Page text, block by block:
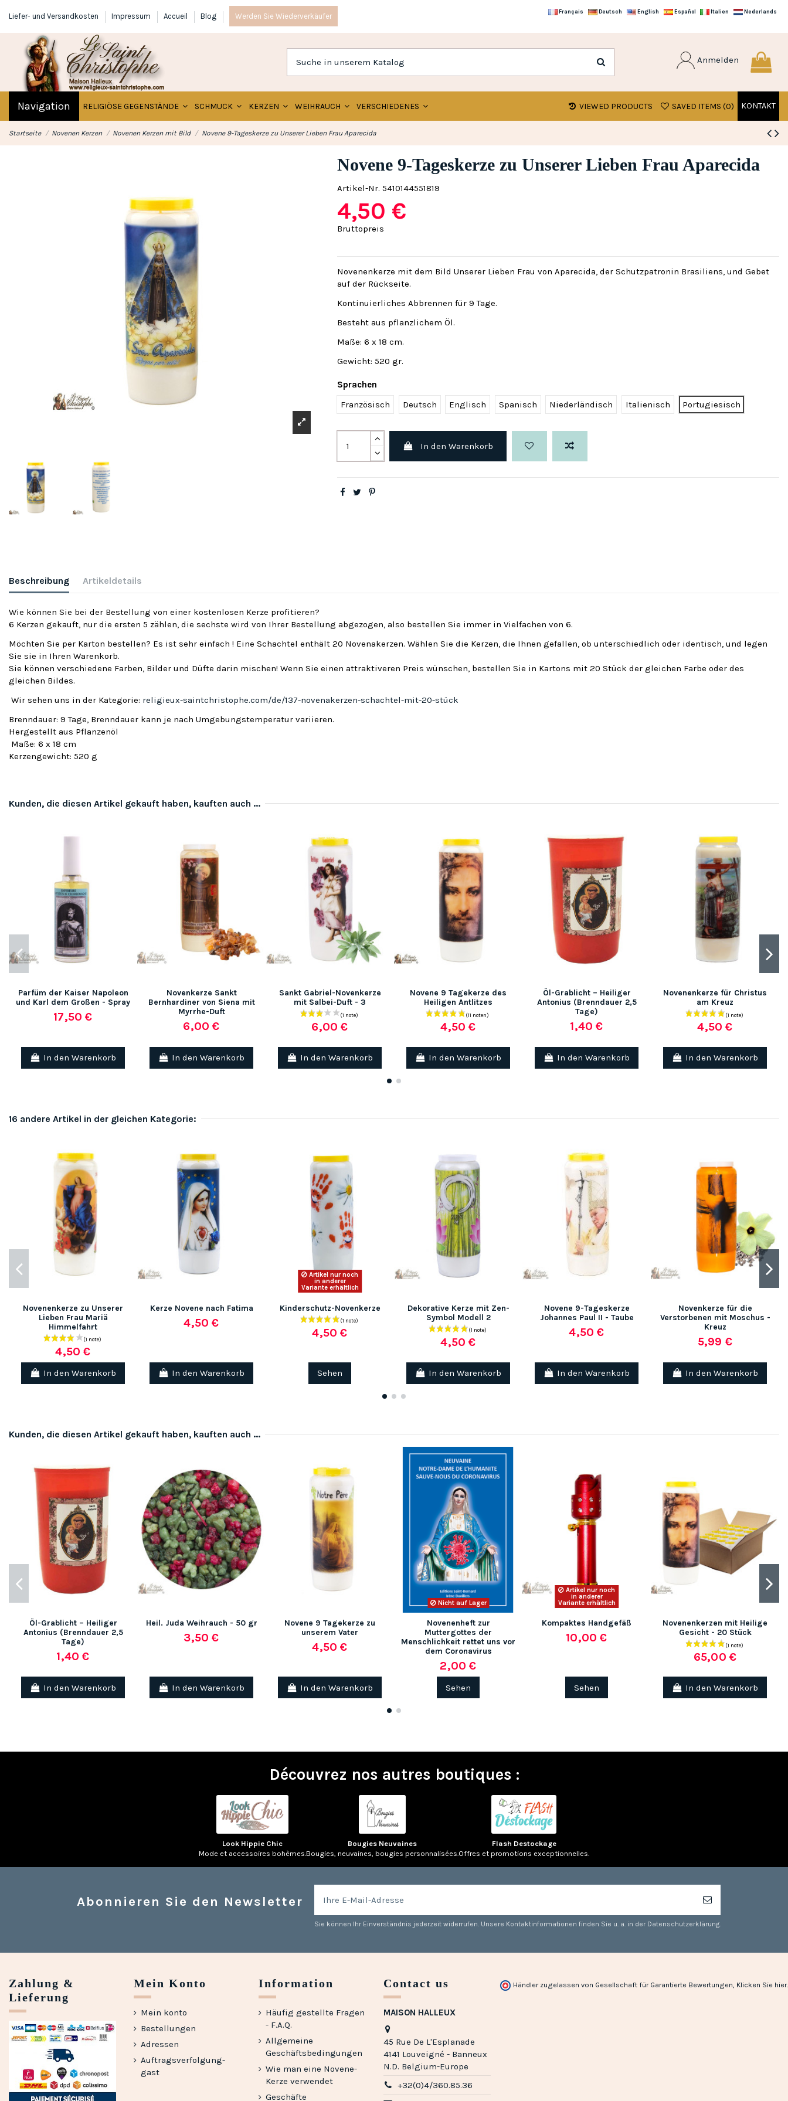
Liefer- und Versandkosten Impressum Accueil Blog Werden Sie Wiederverkäufer
Français Deutsch English Español Italien Nederlands
Anmelden
Navigation RELIGIÖSE GEGENSTÄNDE SCHMUCK KERZEN WEIHRAUCH VERSCHIEDENES KONTAKT
SAVED ITEMS (0)
VIEWED PRODUCTS
Startseite Novenen Kerzen Novenen Kerzen mit Bild Novene 9-Tageskerze zu Unserer Lieben Frau Aparecida
Novene 9-Tageskerze zu Unserer Lieben Frau Aparecida
Artikel-Nr. 5410144551819
4,50 €
Bruttopreis
Novenenkerze mit dem Bild Unserer Lieben Frau von Aparecida, der Schutzpatronin Brasiliens, und Gebet
auf der Rückseite.
Kontinuierliches Abbrennen für 9 Tage.
Besteht aus pflanzlichem Öl.
Maße: 6 x 18 cm.
Gewicht: 520 gr.
Sprachen
Französisch
Deutsch Englisch Spanisch Niederländisch Italienisch Portugiesisch
In den Warenkorb
Beschreibung Artikeldetails
Wie können Sie bei der Bestellung von einer kostenlosen Kerze profitieren?
6 Kerzen gekauft, nur die ersten 5 zählen, die sechste wird von Ihrer Bestellung abgezogen, also bestellen Sie immer in Vielfachen von 6.
Möchten Sie per Karton bestellen? Es ist sehr einfach ! Eine Schachtel enthält 20 Novenakerzen. Wählen Sie die Kerzen, die Ihnen gefallen, ob unterschiedlich oder identisch, und legen
Sie sie in Ihren Warenkorb.
Sie können verschiedene Farben, Bilder und Düfte darin mischen! Wenn Sie einen attraktiveren Preis wünschen, bestellen Sie in Kartons mit 20 Stück der gleichen Farbe oder des
gleichen Bildes.
Wir sehen uns in der Kategorie: religieux-saintchristophe.com/de/137-novenakerzen-schachtel-mit-20-stück
Brenndauer: 9 Tage, Brenndauer kann je nach Umgebungstemperatur variieren.
Hergestellt aus Pflanzenöl
Maße: 6 x 18 cm
Kerzengewicht: 520 g
Kunden, die diesen Artikel gekauft haben, kauften auch ...
Parfüm der Kaiser Napoleon
und Karl dem Großen - Spray
17,50 €
In den Warenkorb
Novenkerze Sankt
Bernhardiner von Siena mit
Myrrhe-Duft
6,00 €
In den Warenkorb
Sankt Gabriel-Novenkerze
mit Salbei-Duft - 3
6,00 €
In den Warenkorb
Novene 9 Tagekerze des
Heiligen Antlitzes
4,50 €
In den Warenkorb
Öl-Grablicht – Heiliger
Antonius (Brenndauer 2,5
Tage)
1,40 €
In den Warenkorb
Novenenkerze für Christus
am Kreuz
4,50 €
In den Warenkorb
16 andere Artikel in der gleichen Kategorie:
Novenenkerze zu Unserer
Lieben Frau Mariä
Himmelfahrt
4,50 €
In den Warenkorb
Kerze Novene nach Fatima
4,50 €
In den Warenkorb
Artikel nur noch
in anderer
Variante erhältlich
Kinderschutz-Novenkerze
4,50 €
Sehen
Dekorative Kerze mit Zen-
Symbol Modell 2
4,50 €
In den Warenkorb
Novene 9-Tageskerze
Johannes Paul II - Taube
4,50 €
In den Warenkorb
Novenkerze für die
Verstorbenen mit Moschus -
Kreuz
5,99 €
In den Warenkorb
Kunden, die diesen Artikel gekauft haben, kauften auch ...
Öl-Grablicht – Heiliger
Antonius (Brenndauer 2,5
Tage)
1,40 €
In den Warenkorb
Heil. Juda Weihrauch - 50 gr
3,50 €
In den Warenkorb
Novene 9 Tagekerze zu
unserem Vater
4,50 €
In den Warenkorb
Nicht auf Lager
Novenenheft zur
Muttergottes der
Menschlichkeit rettet uns vor
dem Coronavirus
2,00 €
Sehen
Artikel nur noch
in anderer
Variante erhältlich
Kompaktes Handgefäß
10,00 €
Sehen
Novenenkerzen mit Heilige
Gesicht - 20 Stück
65,00 €
In den Warenkorb
Découvrez nos autres boutiques :
Look Hippie Chic
Mode et accessoires bohèmes.
Bougies Neuvaines
Bougies, neuvaines, bougies personnalisées.
Flash Destockage
Offres et promotions exceptionnelles.
Abonnieren Sie den Newsletter
Sie können Ihr Einverständnis jederzeit widerrufen. Unsere Kontaktinformationen finden Sie u. a. in der Datenschutzerklärung.
Zahlung &
Lieferung
Mein Konto
Mein konto
Bestellungen
Adressen
Auftragsverfolgung-
gast
Information
Häufig gestellte Fragen
- F.A.Q.
Allgemeine
Geschäftsbedingungen
Wie man eine Novene-
Kerze verwendet
Geschäfte
Contact us
MAISON HALLEUX
45 Rue De L'Esplanade
4141 Louveigné - Banneux
N.D. Belgium-Europe
+32(0)4/360.85.36
Händler zugelassen von Gesellschaft für Garantierte Bewertungen, Klicken Sie hier.